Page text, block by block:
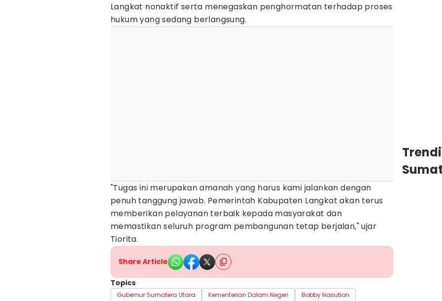
Langkat nonaktif serta menegaskan penghormatan terhadap proses
hukum yang sedang berlangsung.
"Tugas ini merupakan amanah yang harus kami jalankan dengan
penuh tanggung jawab. Pemerintah Kabupaten Langkat akan terus
memberikan pelayanan terbaik kepada masyarakat dan
memastikan seluruh program pembangunan tetap berjalan," ujar
Tiorita.
Share Article
Topics
Gubernur Sumatera Utara Kementerian Dalam Negeri Bobby Nasution